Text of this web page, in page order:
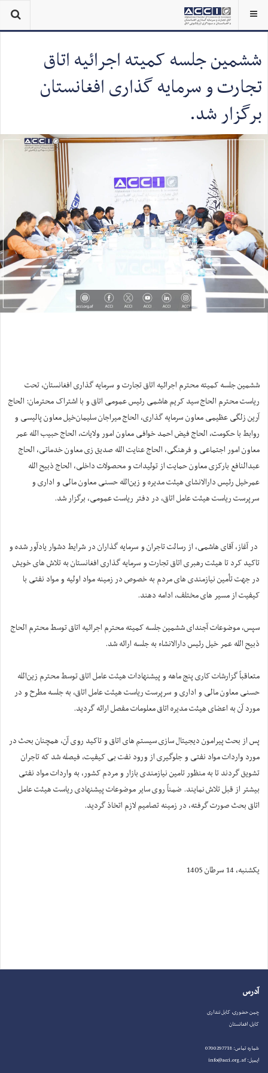
ششمین جلسه کمیته اجرائیه اتاق
تجارت و سرمایه گذاری افغانستان
برگزار شد.
ششمین جلسه کمیته محترم اجرائیه اتاق تجارت و سرمایه ‌گذاری افغانستان، تحت
ریاست محترم الحاج سید کریم هاشمی رئیس عمومی اتاق و با اشتراک محترمان: الحاج
آرین زلگی عظیمی معاون سرمایه گذاری، الحاج میراجان سلیمان‌خیل معاون پالیسی و
روابط با حکومت، الحاج فیض احمد خوافی معاون امور ولایات، الحاج حبیب الله عمر
معاون امور اجتماعی و فرهنگی، الحاج عنایت الله صدیق زی معاون خدماتی، الحاج
عبدالنافع بارکزی معاون حمایت از تولیدات و محصولات داخلی، الحاج ذبیح الله
عمرخیل رئیس دارالانشای هیئت مدیره و زین‌الله حسنی معاون مالی و اداری و
سرپرست ریاست هیئت عامل اتاق، در دفتر ریاست عمومی، برگزار شد.
‏ در آغاز، آقای هاشمی، از رسالت تاجران و سرمایه گذاران در شرایط دشوار یادآور شده و
تاکید کرد تا هیئت رهبری اتاق تجارت و سرمایه ‌گذاری افغانستان به تلاش های خویش
در جهت تأمین نیازمندی های مردم به خصوص در زمینه مواد اولیه و مواد نفتی با
کیفیت از مسیر های مختلف، ادامه دهند.
سپس، موضوعات آجندای ششمین جلسه کمیته محترم اجرائیه اتاق توسط محترم الحاج
ذبیح الله عمر خیل رئیس دارالانشاء به جلسه ارائه شد.
متعاقباً گزارشات کاری پنج ماهه و پیشنهادات هیئت عامل اتاق توسط محترم زین‌الله
حسنی معاون مالی و اداری و سرپرست ریاست هیئت عامل اتاق، به جلسه مطرح و در
مورد آن به اعضای هیئت مدیره اتاق معلومات مفصل ارائه گردید.
‏پس از بحث‏ پیرامون دیجیتال سازی سیستم های اتاق و تاکید روی آن، همچنان بحث در
مورد واردات مواد نفتی و جلوگیری از ورود نفت بی کیفیت، فیصله شد که تاجران
تشویق گردند تا به منظور تامین نیازمندی بازار و مردم کشور، به واردات مواد نفتی
بیشتر از قبل تلاش نمایند. ضمناً روی سایر موضوعات پیشنهادی ریاست هیئت عامل
اتاق بحث صورت گرفته، در زمینه تصامیم لازم اتخاذ گردید.
یکشنبه، 14 سرطان 1405
آدرس
چمن حضوری، کابل ننداری
کابل، افغانستان
شماره تماس: 0700297718
ایمیل: info@acci.org.af